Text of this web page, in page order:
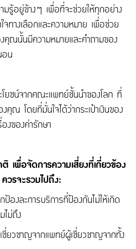
รู้อยู่ข้างๆ เพื่อที่จะช่วยให้ทุกอย่าง
ทางเลือกและความหมาย เพื่อช่วย
คุณนั้นมีความหมายและคำถามของ
น
ยชน์จากคณะแพทย์ชั้นนำของโลก ที่
คุณ โดยที่มั่นใจได้ว่ากระเป๋าเงินของ
งของค่ารักษา
เพื่อจัดการความเสี่ยงที่เกี่ยวข้อง
วรจะรวมไปถึง:
ป้องละการบริการที่ป้องกันไม่ให้เกิด
ไม่ถึง
ชี่ยวชาญจากแพทย์ผู้เชี่ยวชาญจากทั้ง